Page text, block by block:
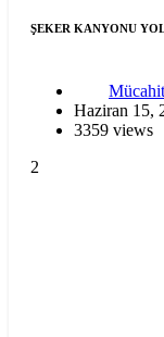
ŞEKER KANYONU
Haziran 15,
3359 views
2